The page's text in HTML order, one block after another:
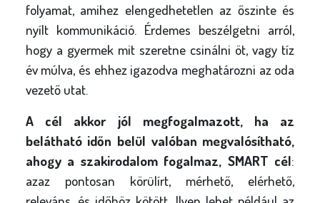
folyamat, amihez elengedhetetlen az őszinte és
nyílt kommunikáció. Érdemes beszélgetni arról,
hogy a gyermek mit szeretne csinálni öt, vagy tíz
év múlva, és ehhez igazodva meghatározni az oda
vezető utat.
A cél akkor jól megfogalmazott, ha az
belátható időn belül valóban megvalósítható,
ahogy a szakirodalom fogalmaz, SMART cél:
azaz pontosan körülírt, mérhető, elérhető,